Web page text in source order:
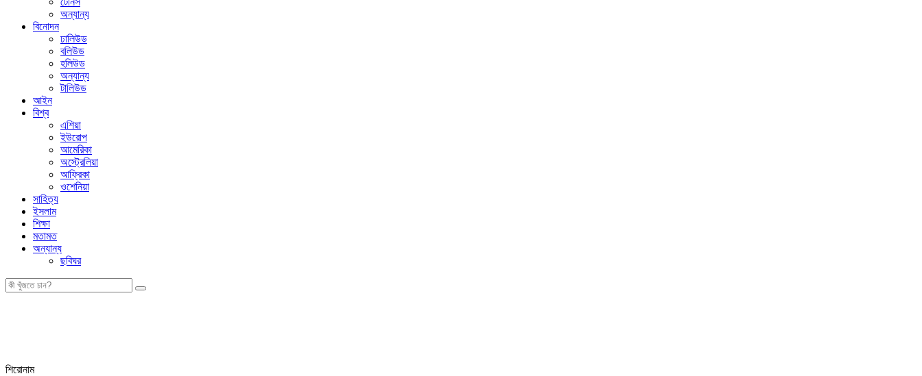
অন্যান্য
বিনোদন
ঢালিউড
বলিউড
হলিউড
অন্যান্য
টালিউড
আইন
বিশ্ব
এশিয়া
ইউরোপ
আমেরিকা
অস্ট্রেলিয়া
আফ্রিকা
ওশেনিয়া
সাহিত্য
ইসলাম
শিক্ষা
মতামত
অন্যান্য
ছবিঘর
শিরোনাম